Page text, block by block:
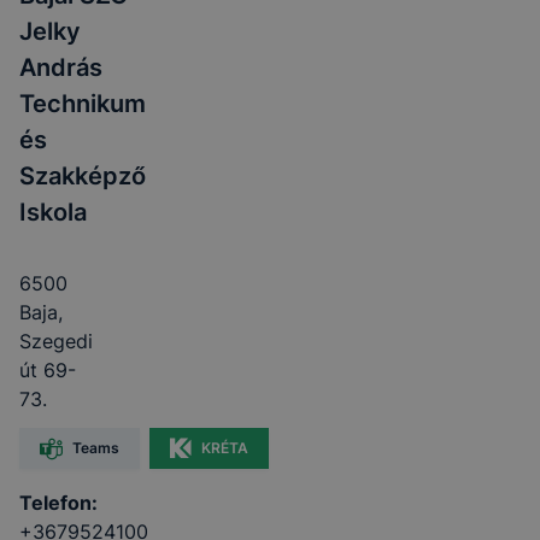
Jelky
András
Technikum
és
Szakképző
Iskola
6500
Baja,
Szegedi
út 69-
73.
Teams KRÉTA
Telefon:
+3679524100